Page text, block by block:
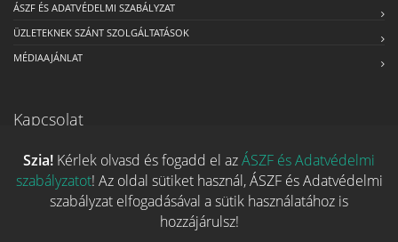
ÁSZF ÉS ADATVÉDELMI SZABÁLYZAT
ÜZLETEKNEK SZÁNT SZOLGÁLTATÁSOK
MÉDIAAJÁNLAT
Kapcsolat
Ha szeretnéd felvenni velünk a kapcsolatot nyugodtan írj egy
e-mailt!
info@tarsasjatekok.com
Szia! Kérlek olvasd és fogadd el azÁSZF és Adatvédelmi
szabályzatot! Az oldal sütiket használ, ÁSZF és Adatvédelmi
szabályzat elfogadásával a sütik használatához is
hozzájárulsz!